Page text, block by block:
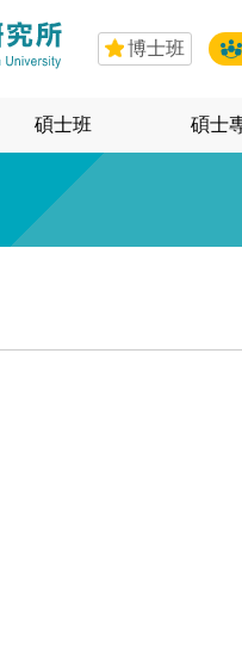
博士班
碩士班 碩士